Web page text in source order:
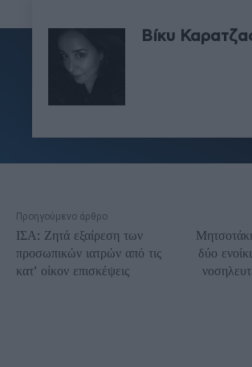
Βίκυ
Προηγούμενο άρθρο
ΙΣΑ: Ζητά εξαίρεση των
προσωπικών ιατρών από τις
κατ’ οίκον επισκέψεις
δύο